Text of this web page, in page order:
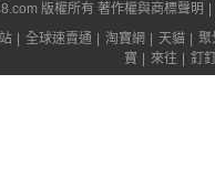
版權所有 著作權與商標聲明
全球速賣通 淘寶網 天貓
聚
寶
來往 釘